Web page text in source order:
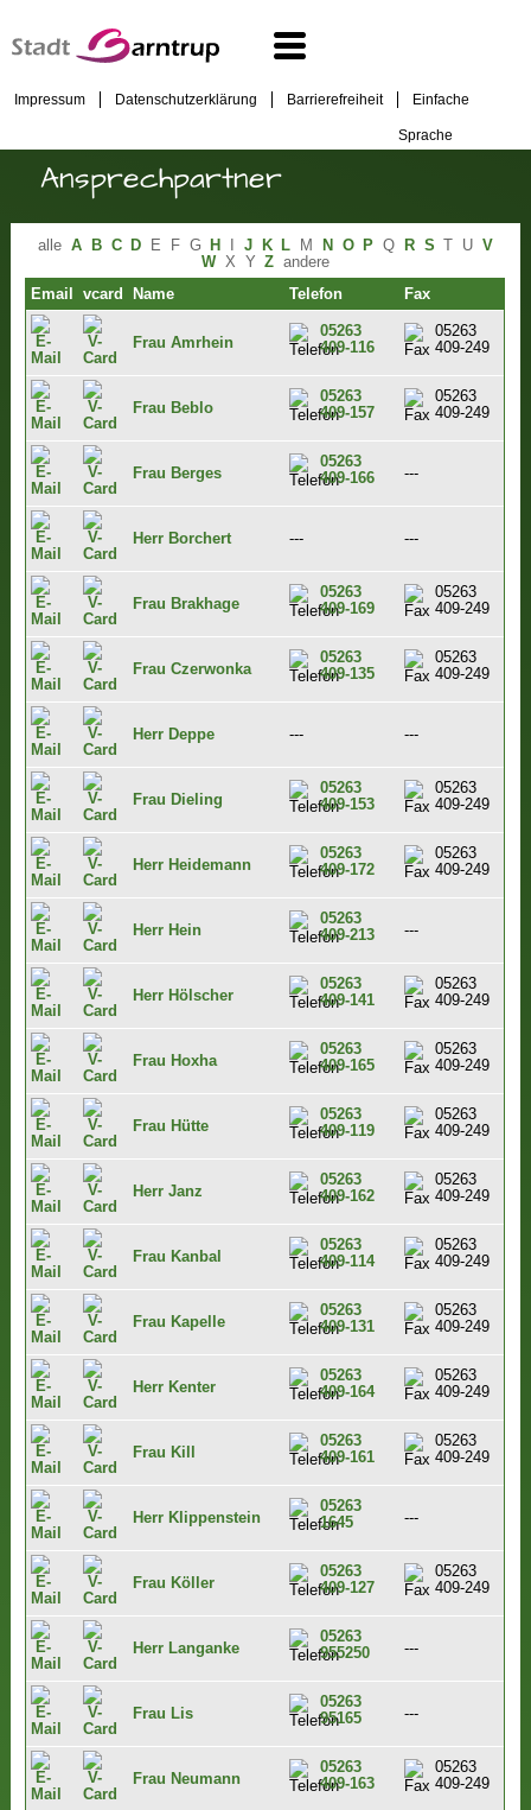
Impressum Datenschutzerklärung Barrierefreiheit Einfache
Sprache
Ansprechpartner
alle A B C D E F G H J K L M N O P Q R S U V
W X Y Z andere
Email
vcard Name Telefon Fax
Frau Amrhein
05263
409-116
05263
409-249
Frau Beblo
05263
409-157
05263
409-249
Frau Berges
05263
409-166
---
Herr Borchert --- ---
Frau Brakhage
05263
409-169
05263
409-249
Frau Czerwonka
05263
409-135
05263
409-249
Herr Deppe --- ---
Frau Dieling
05263
409-153
05263
409-249
Herr Heidemann
05263
409-172
05263
409-249
Herr Hein
05263
409-213
---
Herr Hölscher
05263
409-141
05263
409-249
Frau Hoxha
05263
409-165
05263
409-249
Frau Hütte
05263
409-119
05263
409-249
Herr Janz
05263
409-162
05263
409-249
Frau Kanbal
05263
409-114
05263
409-249
Frau Kapelle
05263
409-131
05263
409-249
Herr Kenter
05263
409-164
05263
409-249
Frau Kill
05263
409-161
05263
409-249
Herr Klippenstein
05263
1645
---
Frau Köller
05263
409-127
05263
409-249
Herr Langanke
05263
955250
---
Frau Lis
05263
95165
---
Frau Neumann
05263
409-163
05263
409-249